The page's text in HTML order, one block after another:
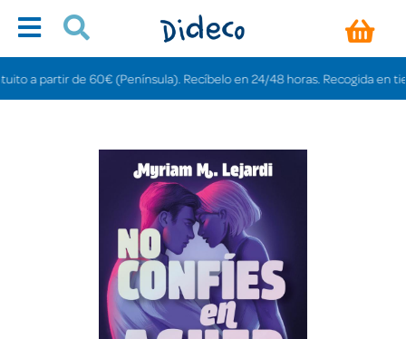
partir de 60€ (Península). Recíbelo en 24/48 horas. Recogida en